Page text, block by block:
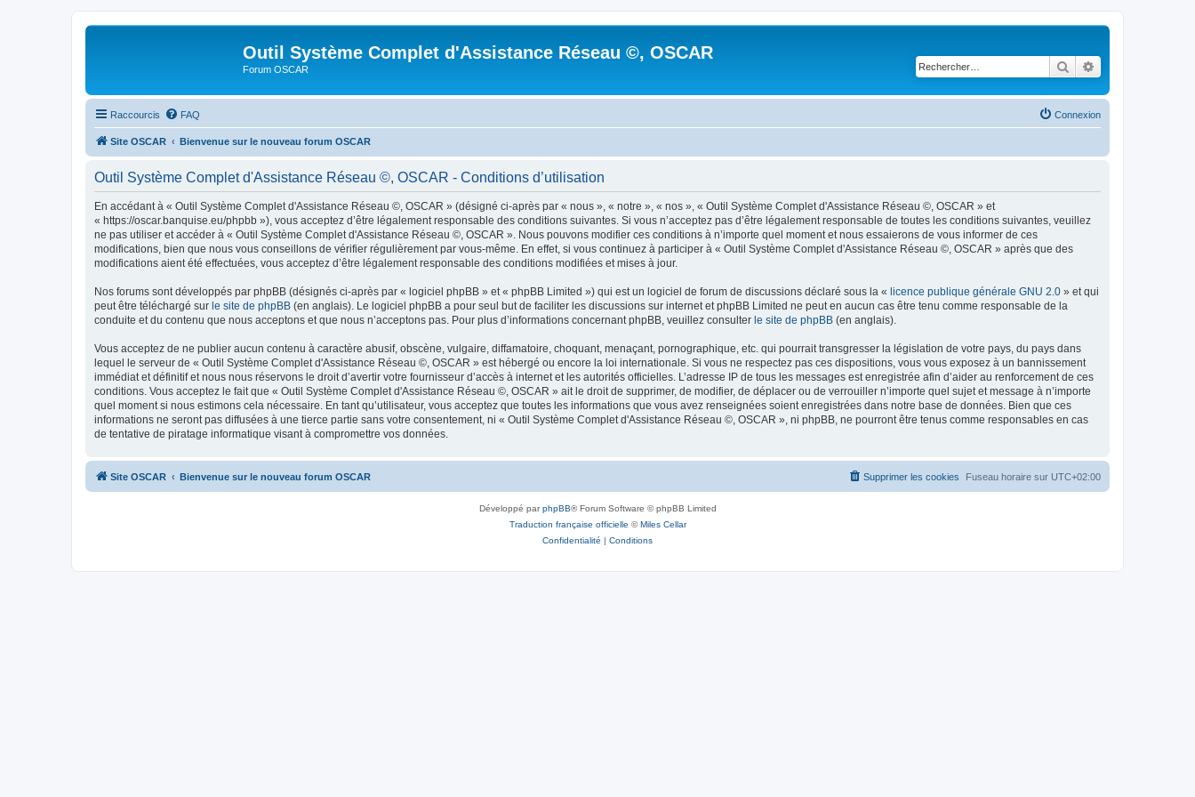
Outil Système Complet d'Assistance Réseau ©, OSCAR
Forum OSCAR Rechercher
Raccourcis FAQ Connexion
Site OSCAR Bienvenue sur le nouveau forum OSCAR
Outil Système Complet d'Assistance Réseau ©, OSCAR - Conditions d’utilisation
En accédant à « Outil Système Complet d'Assistance Réseau ©, OSCAR » (désigné ci-après par « nous », « notre », « nos », « Outil Système Complet d'Assistance Réseau ©, OSCAR » et
« https://oscar.banquise.eu/phpbb »), vous acceptez d’être légalement responsable des conditions suivantes. Si vous n’acceptez pas d’être légalement responsable de toutes les conditions suivantes, veuillez
ne pas utiliser et accéder à « Outil Système Complet d'Assistance Réseau ©, OSCAR ». Nous pouvons modifier ces conditions à n’importe quel moment et nous essaierons de vous informer de ces
modifications, bien que nous vous conseillons de vérifier régulièrement par vous-même. En effet, si vous continuez à participer à « Outil Système Complet d'Assistance Réseau ©, OSCAR » après que des
modifications aient été effectuées, vous acceptez d’être légalement responsable des conditions modifiées et mises à jour.
Nos forums sont développés par phpBB (désignés ci-après par « logiciel phpBB » et « phpBB Limited ») qui est un logiciel de forum de discussions déclaré sous la « licence publique générale GNU 2.0 » et qui
peut être téléchargé sur le site de phpBB (en anglais). Le logiciel phpBB a pour seul but de faciliter les discussions sur internet et phpBB Limited ne peut en aucun cas être tenu comme responsable de la
conduite et du contenu que nous acceptons et que nous n’acceptons pas. Pour plus d’informations concernant phpBB, veuillez consulter le site de phpBB (en anglais).
Vous acceptez de ne publier aucun contenu à caractère abusif, obscène, vulgaire, diffamatoire, choquant, menaçant, pornographique, etc. qui pourrait transgresser la législation de votre pays, du pays dans
lequel le serveur de « Outil Système Complet d'Assistance Réseau ©, OSCAR » est hébergé ou encore la loi internationale. Si vous ne respectez pas ces dispositions, vous vous exposez à un bannissement
immédiat et définitif et nous nous réservons le droit d’avertir votre fournisseur d’accès à internet et les autorités officielles. L’adresse IP de tous les messages est enregistrée afin d’aider au renforcement de ces
conditions. Vous acceptez le fait que « Outil Système Complet d'Assistance Réseau ©, OSCAR » ait le droit de supprimer, de modifier, de déplacer ou de verrouiller n’importe quel sujet et message à n’importe
quel moment si nous estimons cela nécessaire. En tant qu’utilisateur, vous acceptez que toutes les informations que vous avez renseignées soient enregistrées dans notre base de données. Bien que ces
informations ne seront pas diffusées à une tierce partie sans votre consentement, ni « Outil Système Complet d'Assistance Réseau ©, OSCAR », ni phpBB, ne pourront être tenus comme responsables en cas
de tentative de piratage informatique visant à compromettre vos données.
Site OSCAR Bienvenue sur le nouveau forum OSCAR Fuseau horaire sur UTC+02:00
Supprimer les cookies
Développé parphpBB® Forum Software © phpBB Limited
Traduction française officielle ©Miles Cellar
Confidentialité | Conditions